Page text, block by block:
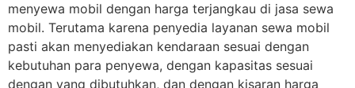
menyewa mobil dengan harga terjangkau di jasa sewa
mobil. Terutama karena penyedia layanan sewa mobil
pasti akan menyediakan kendaraan sesuai dengan
kebutuhan para penyewa, dengan kapasitas sesuai
dengan yang dibutuhkan, dan dengan kisaran harga